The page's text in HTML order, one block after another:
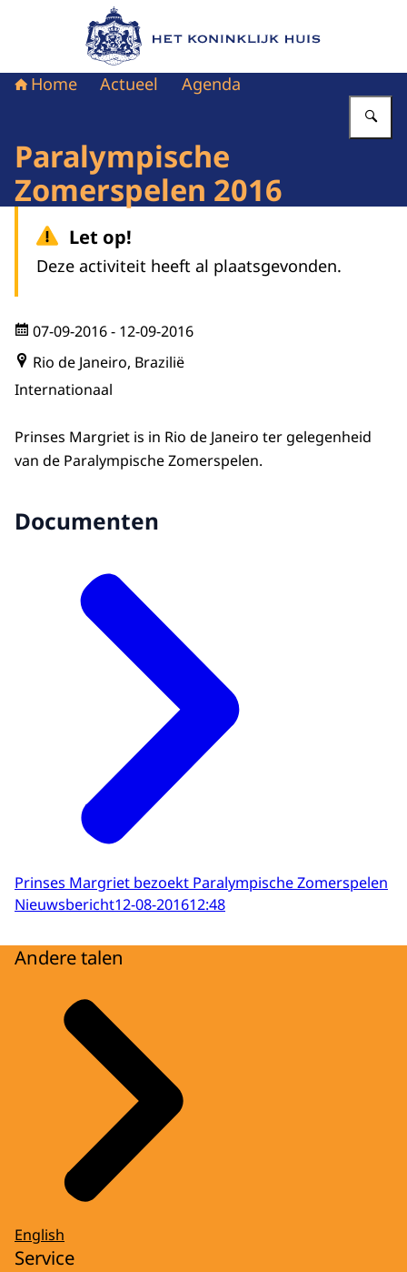
Naar de homepage van Het Koninklijk Huis
Home Actueel Agenda
Paralympische
Zomerspelen 2016
Let op!
Deze activiteit heeft al plaatsgevonden.
07-09-2016- 12-09-2016
Rio de Janeiro, Brazilië
Internationaal
Prinses Margriet is in Rio de Janeiro ter gelegenheid
van de Paralympische Zomerspelen.
Documenten
Prinses Margriet bezoekt Paralympische Zomerspelen
Nieuwsbericht12-08-201612:48
Andere talen
English
Service